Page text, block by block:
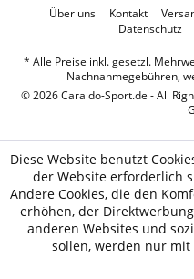
Über uns Kontakt
Datenschutz
* Alle Preise inkl. gesetzl.
Nachnahmegebühren,
© 2026 Caraldo-Sport.de - All
Diese Website benutzt
der Website erforderlich
Andere Cookies, die den
erhöhen, der
anderen Websites und
sollen, werden nur